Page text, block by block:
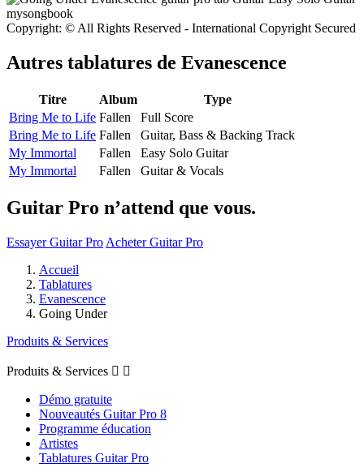
Copyright: © All Rights Reserved - International Copyright Secured
Autres tablatures de Evanescence
Titre Album
Type
Bring Me to Life Fallen
Full Score
Bring Me to Life Fallen
Guitar, Bass & Backing Track
My Immortal
Fallen
Easy Solo Guitar
My Immortal
Fallen Guitar & Vocals
Guitar Pro n’attend que vous.
Essayer Guitar Pro Acheter Guitar Pro
Accueil
Tablatures
Evanescence
Going Under
Produits & Services
Produits & Services  
Démo gratuite
Nouveautés Guitar Pro 8
Programme éducation
Artistes
Tablatures Guitar Pro